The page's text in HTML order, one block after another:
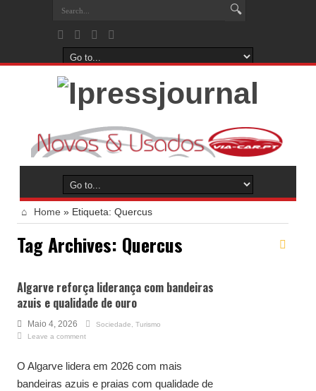
Home » Etiqueta: Quercus
Tag Archives: Quercus
Algarve reforça liderança com bandeiras
azuis e qualidade de ouro
Maio 4, 2026 Sociedade
Turismo
Leave a comment
O Algarve lidera em 2026 com mais
bandeiras azuis e praias com qualidade de